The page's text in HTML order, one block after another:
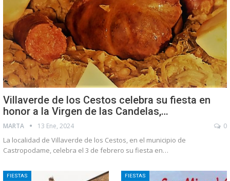
Villaverde de los Cestos celebra su fiesta en
honor a la Virgen de las Candelas,…
MARTA 13 Ene, 2024 0
La localidad de Villaverde de los Cestos, en el municipio de
Castropodame, celebra el 3 de febrero su fiesta en…
FIESTAS FIESTAS